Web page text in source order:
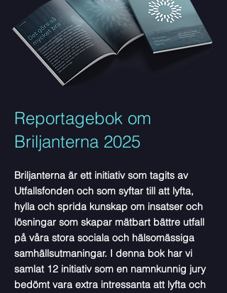
Reportagebok om
Briljanterna 2025
Briljanterna är ett initiativ som tagits av
Utfallsfonden och som syftar till att lyfta,
hylla och sprida kunskap om insatser och
lösningar som skapar mätbart bättre utfall
på våra stora sociala och hälsomässiga
samhällsutmaningar. I denna bok har vi
samlat 12 initiativ som en namnkunnig jury
bedömt vara extra intressanta att lyfta och